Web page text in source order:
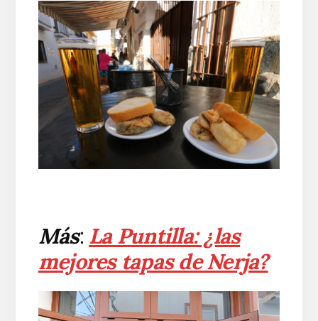
Más: La Puntilla: ¿las
mejores tapas de Nerja?